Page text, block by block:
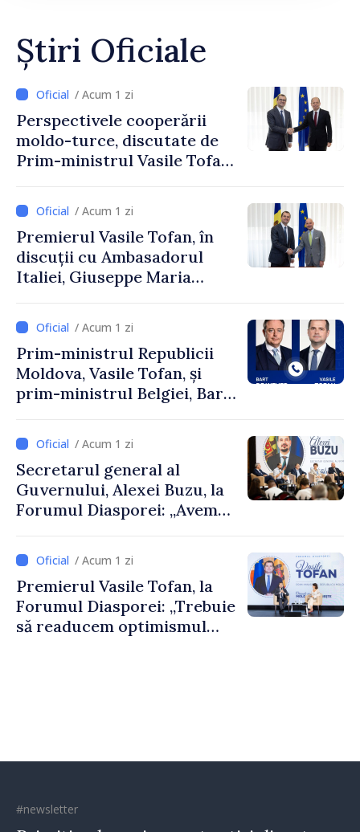
Știri Oficiale
/ Acum 1 zi
Perspectivele cooperării
moldo-turce, discutate de
Prim-ministrul Vasile Tofan
Uygar Mustafa Sertel
/ Acum 1 zi
Premierul Vasile Tofan, în
discuții cu Ambasadorul
Italiei, Giuseppe Maria
/ Acum 1 zi
Prim-ministrul Republicii
Moldova, Vasile Tofan, și
prim-ministrul Belgiei, Bart
despre parcursul european
al Republicii Moldova.
/ Acum 1 zi
Secretarul general al
Guvernului, Alexei Buzu, la
Forumul Diasporei: „Avem
dumneavoastră pentru a
construi comunități mai
puternice”
/ Acum 1 zi
Premierul Vasile Tofan, la
Forumul Diasporei: „Trebuie
să readucem optimismul
#newsletter